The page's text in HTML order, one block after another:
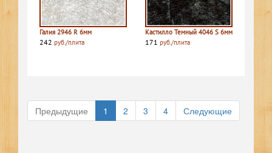
Галия 2946 R 6мм
242 руб./плита
Кастилло Темный 4046 S 6мм
171 руб./плита
Предыдущие 1 2 3 4 Следующие